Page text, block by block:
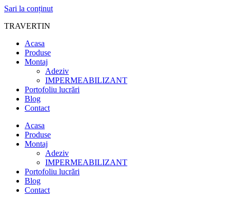
Sari la conținut
TRAVERTIN
Acasa
Produse
Montaj
Adeziv
IMPERMEABILIZANT
Portofoliu lucrări
Blog
Contact
Acasa
Produse
Montaj
Adeziv
IMPERMEABILIZANT
Portofoliu lucrări
Blog
Contact